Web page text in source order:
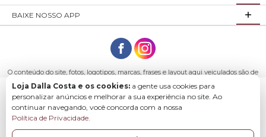
BAIXE NOSSO APP
O conteúdo do site, fotos, logotipos, marcas, frases e layout aqui veiculados são de
propriedade exclusiva da empresa Loja Dalla Costa ou de seus parceiros.
Todos os direitos reservados. Móveis Dalla Costa LTDA - CNPJ: 03.029.980/0001-43
Endereço: R. Arlindo Franklin Barbosa, 3250 - São Roque Bento Gonçalves - RS,
95708-200
Loja Dalla Costa e os cookies: a gente usa cookies para
personalizar anúncios e melhorar a sua experiência no site. Ao
continuar navegando, você concorda com a nossa
Política de Privacidade.
Baixe o app para comprar com mais facilidade e
rapidez.